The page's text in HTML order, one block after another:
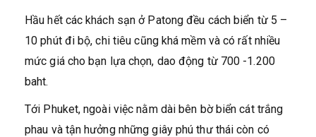
Hầu hết các khách sạn ở Patong đều cách biển từ 5 –
10 phút đi bộ, chi tiêu cũng khá mềm và có rất nhiều
mức giá cho bạn lựa chọn, dao động từ 700 -1.200
baht.
Tới Phuket, ngoài việc nằm dài bên bờ biển cát trắng
phau và tận hưởng những giây phú thư thái còn có